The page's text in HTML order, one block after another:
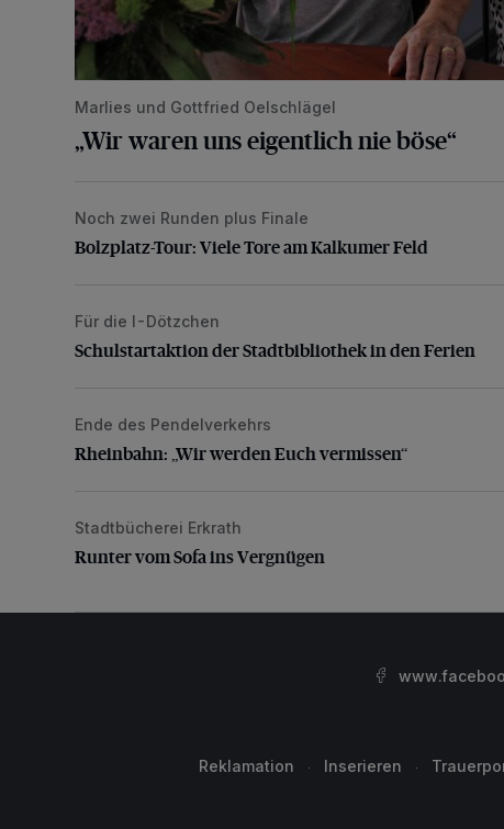
Marlies und Gottfried Oelschlägel
„Wir waren uns eigentlich nie böse“
Bolzplatz-Tour: Viele Tore am Kalkumer Feld
Noch zwei Runden plus Finale
Bolzplatz-Tour: Viele Tore am Kalkumer Feld
Schulstartaktion der Stadtbibliothek in den Ferien
Für die I-Dötzchen
Schulstartaktion der Stadtbibliothek in den Ferien
Rheinbahn: „Wir werden Euch vermissen“
Ende des Pendelverkehrs
Rheinbahn: „Wir werden Euch vermissen“
Runter vom Sofa ins Vergnügen
Stadtbücherei Erkrath
Runter vom Sofa ins Vergnügen
Reklamation Inserieren